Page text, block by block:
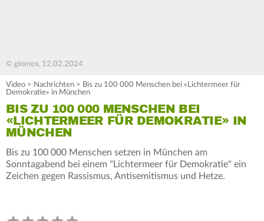
© glomex, 12.02.2024
Video > Nachrichten > Bis zu 100 000 Menschen bei «Lichtermeer für
Demokratie» in München
BIS ZU 100 000 MENSCHEN BEI
«LICHTERMEER FÜR DEMOKRATIE» IN
MÜNCHEN
Bis zu 100 000 Menschen setzen in München am
Sonntagabend bei einem "Lichtermeer für Demokratie" ein
Zeichen gegen Rassismus, Antisemitismus und Hetze.